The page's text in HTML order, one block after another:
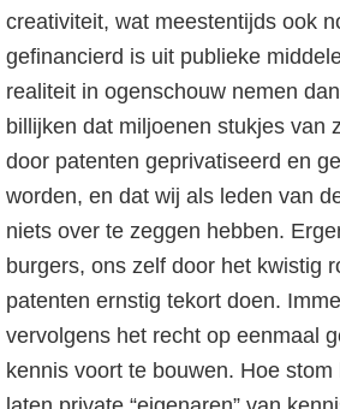
creativiteit, wat meestentijds ook
gefinancierd is uit publieke
realiteit in ogenschouw nemen
billijken dat miljoenen stukjes van
door patenten geprivatiseerd en
worden, en dat wij als leden van
niets over te zeggen hebben.
burgers, ons zelf door het kwistig
patenten ernstig tekort doen.
vervolgens het recht op eenmaal
kennis voort te bouwen. Hoe